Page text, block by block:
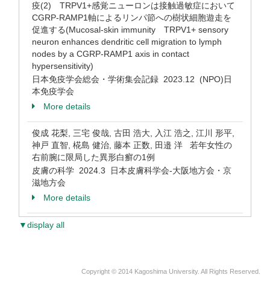
疫(2) TRPV1+感覚ニューロンは接触過敏症において
CGRP-RAMP1軸によるリンパ節への樹状細胞遊走を
促進する(Mucosal-skin immunity TRPV1+ sensory
neuron enhances dendritic cell migration to lymph
nodes by a CGRP-RAMP1 axis in contact
hypersensitivity)
日本免疫学会総会・学術集会記録 2023.12 (NPO)日
本免疫学会
More details
俊成 花梨, 三宅 俊哉, 古田 浩大, 入江 浩之, 江川 形平,
神戸 直智, 椛島 健治, 藤本 正数, 田邉 洋 若年女性の
右前腕に限局した異形白癬の1例
皮膚の科学 2024.3 日本皮膚科学会-大阪地方会・京
滋地方会
More details
▼display all
Copyright © 2014 Kagoshima University. All Rights Reserved.